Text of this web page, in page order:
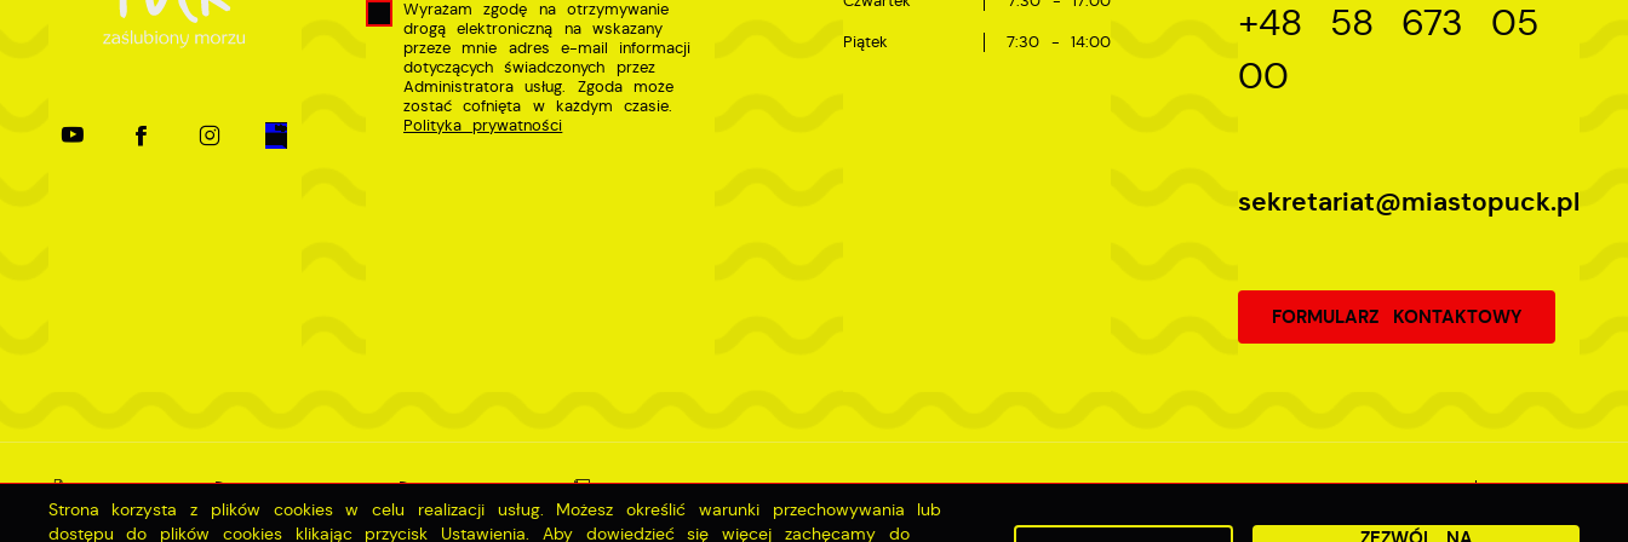
Wyrażam zgodę na otrzymywanie
drogą elektroniczną na wskazany
przeze mnie adres e-mail informacji
dotyczących świadczonych przez
Administratora usług. Zgoda może
zostać cofnięta w każdym czasie.
Polityka prywatności
Piątek 7:30 - 14:00
+48 58 673 05
00
sekretariat@miastopuck.pl
FORMULARZ KONTAKTOWY
Mapa serwisu RSS Aktualności RSS Inwestycje Deklaracja dostępności Odwiedzin: 3744659 Online: 353
Strona korzysta z plików cookies w celu realizacji usług. Możesz określić warunki przechowywania lub
dostępu do plików cookies klikając przycisk Ustawienia. Aby dowiedzieć się więcej zachęcamy do